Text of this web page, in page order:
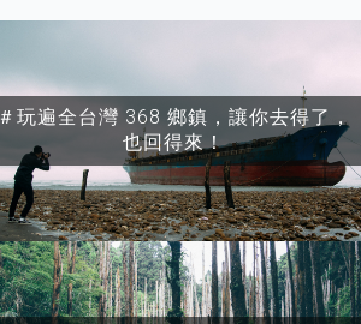
＃玩遍全台灣 368 鄉鎮，讓你去得了，
也回得來！